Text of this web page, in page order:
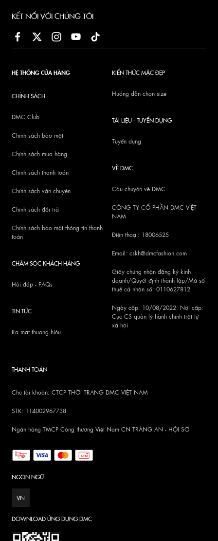
KẾT NỐI VỚI CHÚNG TÔI
HỆ THỐNG CỬA HÀNG
CHÍNH SÁCH
DMC Club
Chính sách bảo mật
Chính sách mua hàng
Chính sách thanh toán
Chính sách vận chuyển
Chính sách đổi trả
Chính sách bảo mật thông tin thanh
toán
CHĂM SÓC KHÁCH HÀNG
Hỏi đáp - FAQs
TIN TỨC
Ra mắt thương hiệu
KIẾN THỨC MẶC ĐẸP
Hướng dẫn chọn size
TÀI LIỆU - TUYỂN DỤNG
Tuyển dụng
VỀ DMC
Câu chuyện về DMC
CÔNG TY CỔ PHẦN DMC VIỆT
NAM
Điện thoại: 18006525
Email: cskh@dmcfashion.com
Giấy chứng nhận đăng ký kinh
doanh/Quyết định thành lập/Mã số
thuế cá nhân số: 0110627812
Ngày cấp: 10/08/2022. Nơi cấp:
Cục CS quản lý hành chính trật tự
xã hội
THANH TOÁN
Chủ tài khoản: CTCP THỜI TRANG DMC VIỆT NAM
STK: 114002967738
Ngân hàng TMCP Công thương Việt Nam CN TRÀNG AN - HỘI SỞ
NGÔN NGỮ
VN
DOWNLOAD ỨNG DỤNG DMC